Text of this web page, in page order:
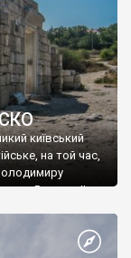
київський
на той час,
Василю ІІ, та
християнином.
Таврійського